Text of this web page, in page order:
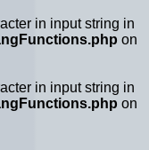
in input string in
on
in input string in
on